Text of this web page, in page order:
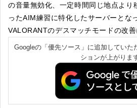
の音量無効化、一定時間同じ地点より
ったAIM練習に特化したサーバーとな
VALORANTのデスマッチモードの改善
Googleの「優先ソース」に追加していた
ションが上がりま